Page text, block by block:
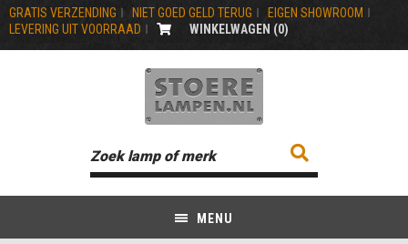
GRATIS VERZENDING NIET GOED GELD TERUG
EIGEN SHOWROOM
LEVERING UIT VOORRAAD
WINKELWAGEN (0)
MENU